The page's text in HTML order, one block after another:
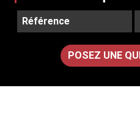
Référence
POSEZ UNE